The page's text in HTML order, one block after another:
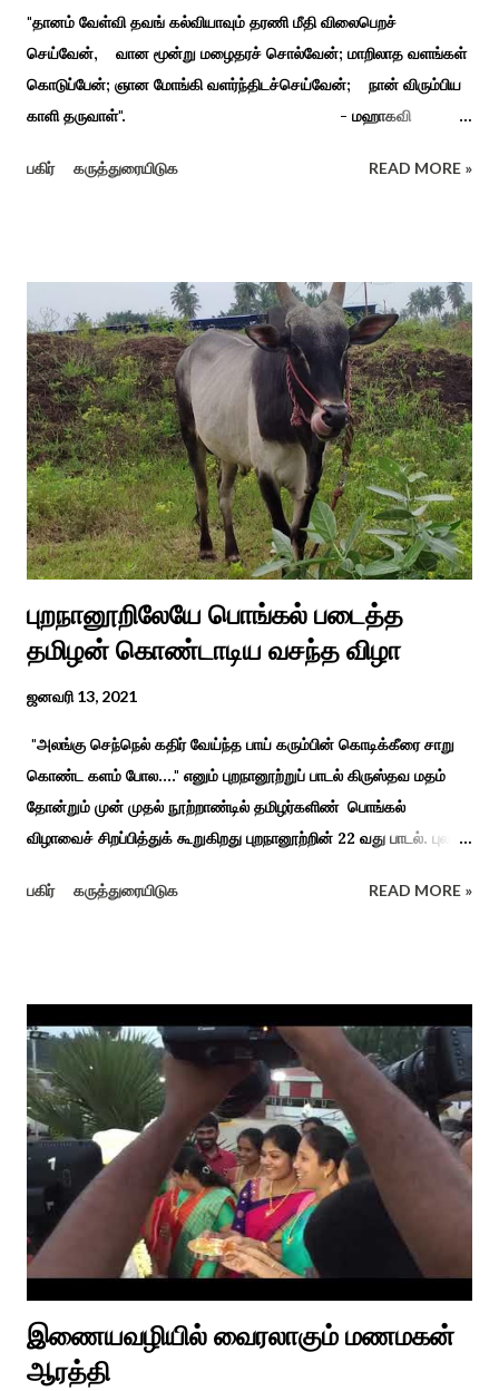
"தானம் வேள்வி தவங் கல்வியாவும் தரணி மீதி விலைபெறச்
செய்வேன், வான மூன்று மழைதரச் சொல்வேன்; மாறிலாத வளங்கள்
கொடுப்பேன்; ஞான மோங்கி வளர்ந்திடச்செய்வேன்; நான் விரும்பிய
காளி தருவாள்". - மஹாகவி
கொல்லங்குடி கிராம பக்தரின் கனவில் அய்யனார் தோன்றி
எடுத்த அய்யனார் என“வெட்டுடைய அய்யனார்“ நாமம் கோவில்
அமைத்து பூஜித்தனர். ஆங்கிலேய கிழக்கிந்திய ஆட்சியில் சிவகங்கை
இரண்டாம் மன்னர் முத்துவடுகநாதத் தேவர் ஆங்கிலேயரை எதிர்க்க
அவர்களால் காளையார் கோவிலில் இரண்டாம் மனைவி கௌரி
நாச்சியாருடன் கொல்லபட்டார். அவரது முதல் மனைவி
வேலுநாச்சியார...
பகிர் கருத்துரையிடுக READ MORE »
புறநானூறிலேயே பொங்கல் படைத்த
தமிழன் கொண்டாடிய வசந்த விழா
ஜனவரி 13, 2021
"அலங்கு செந்நெல் கதிர் வேய்ந்த பாய் கரும்பின் கொடிக்கீரை சாறு
கொண்ட களம் போல...." எனும் புறநானூற்றுப் பாடல் கிருஸ்தவ மதம்
தோன்றும் முன் முதல் நூற்றாண்டில் தமிழர்களிண் பொங்கல்
விழாவைச் சிறப்பித்துக் கூறுகிறது புறநானூற்றின் 22 வது பாடல். புலவர்
பொங்கல் விழாவை விவரிக்கிறார். நற்றிணை, குறுந்தொகை,
சங்க இலக்கியங்களுக்கு பின் காலகட்டத்திலும் 'புதுக்கலத்து எழுந்த
தீம்பால் பொங்கல்' என சிறப்பிக்கும் சீவக சிந்தாமணி. காலங்கள்
தோறும் தமிழர்களின் வாழ்வியல் அங்கமாக உள்ள பொங்கல் விழாவில்
தமிழர்கள் சொந்த பிள்ளைகளைப் போல கால்நடைகளை வளர்த்துப்
போற்றி உடன் விளையாடி மகிழ்வதும் இயற்கையுடன் இணைந்த
இயந்திரம் இல்லாத கால வாழ்க்கை முறையாகும். தொடர்ந்து உற்றார்
உறவுகளைக் கண்டு மகிழும் காணும் பொங்கல் இயற்கை, வாழ்வியல்
முறை, உறவுகள் சார்ந்த உயிர்ப்பான ...
பகிர் கருத்துரையிடுக READ MORE »
இணையவழியில் வைரலாகும் மணமகன்
ஆரத்தி